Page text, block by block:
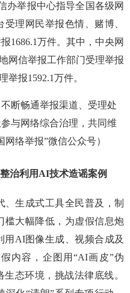
办举报中心指导全国各级网
理网民举报色情、赌博、
1686.1万件。其中，中央网
网信举报工作部门受理举报
举报1592.1万件。
畅通举报渠道、受理处
与网络综合治理，共同维
络举报”微信公众号）
治利用AI技术造谣案例
、生成式工具全民普及，制
槛大幅降低，为虚假信息炮
用AI图像生成、视频合成及
内容，企图用“AI画皮”伪
态环境，挑战法律底线。